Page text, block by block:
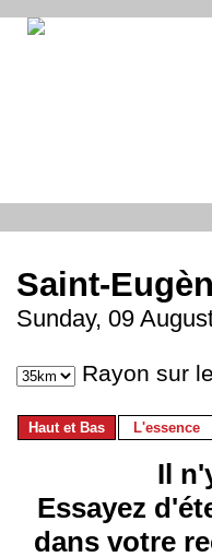
Saint-
Sunday, 09
Rayon sur
Haut et Bas L'essence
Il
Essayez
dans votre